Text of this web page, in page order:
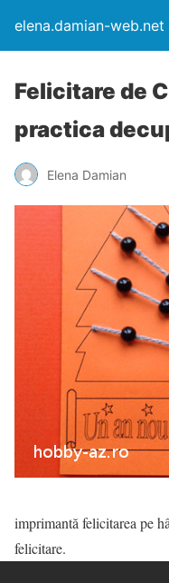
elena.damian-web.net
Felicitare de
practica
Elena Damian
imprimantă felicitarea pe
felicitare.